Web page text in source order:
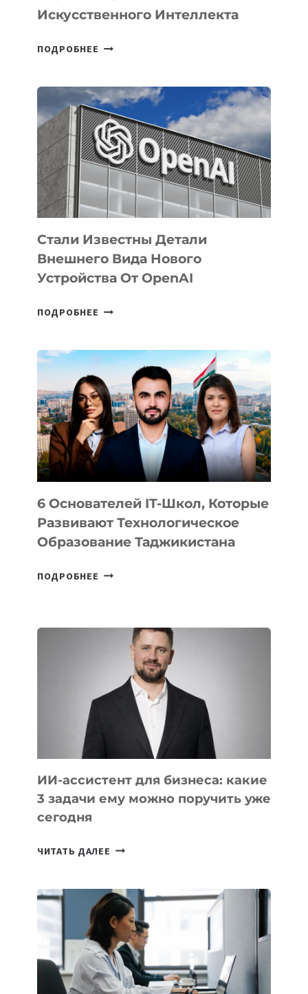
Искусственного Интеллекта
ПОДРОБНЕЕ
ПРИОРИТЕТНЫЕ
ЗАДАЧИ
ПО
РАЗВИТИЮ
ЭКОСИСТЕМЫ
ИСКУССТВЕННОГО
ИНТЕЛЛЕКТА
Стали Известны Детали
Внешнего Вида Нового
Устройства От OpenAI
ПОДРОБНЕЕ СТАЛИ
ВНЕШНЕГО
ВИДА
НОВОГО
УСТРОЙСТВА
ОТ
OPENAI
6 Основателей IT-Школ, Которые
Развивают Технологическое
Образование Таджикистана
ПОДРОБНЕЕ 6
КОТОРЫЕ
РАЗВИВАЮТ
ТЕХНОЛОГИЧЕСКОЕ
ОБРАЗОВАНИЕ
ТАДЖИКИСТАНА
ИИ-ассистент для бизнеса: какие
3 задачи ему можно поручить уже
сегодня
ЧИТАТЬ ДАЛЕЕ ИИ-
БИЗНЕСА:
КАКИЕ
3
ЗАДАЧИ
ЕМУ
МОЖНО